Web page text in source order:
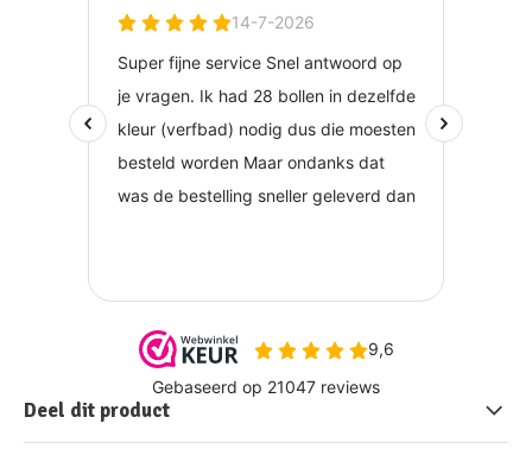
Deel dit product